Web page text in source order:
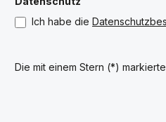
Ich habe die
Die mit einem Stern (*)